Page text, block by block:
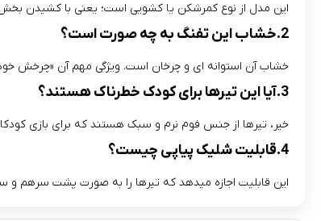
این مدل از نوع کمرشکن یا کشویی است؛ یعنی با کشیدن
2.خشاب این تفنگ به چه صورت است؟
خشاب آن استوانه‌ ای و چرخان است. ویژگی مهم آن «چرخش
3.آیا این تیرها برای کودک خطرناک هستند؟
خیر، تیرها از جنس فوم نرم و سبک هستند که برای بازی کودکان 8 سال به بالا طراحی شده و کاملاً ایمن محسوب می‌
4.قابلیت شلیک پیاپی چیست؟
این قابلیت اجازه میدهد که تیرها را به صورت پشت‌ سرهم و